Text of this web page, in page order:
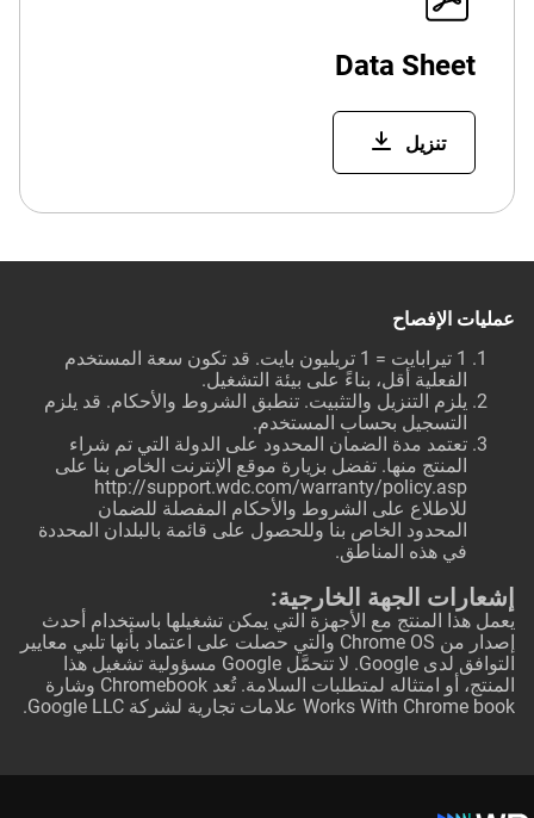
Data Sheet
تنزيل
عمليات الإفصاح
1 تيرابايت = 1 تريليون بايت. قد تكون سعة المستخدم
الفعلية أقل، بناءً على بيئة التشغيل.
يلزم التنزيل والتثبيت. تنطبق الشروط والأحكام. قد يلزم
التسجيل بحساب المستخدم.
تعتمد مدة الضمان المحدود على الدولة التي تم شراء
المنتج منها. تفضل بزيارة موقع الإنترنت الخاص بنا على
http://support.wdc.com/warranty/policy.asp
للاطلاع على الشروط والأحكام المفصلة للضمان
المحدود الخاص بنا وللحصول على قائمة بالبلدان المحددة
في هذه المناطق.
إشعارات الجهة الخارجية:
يعمل هذا المنتج مع الأجهزة التي يمكن تشغيلها باستخدام أحدث
إصدار من Chrome OS والتي حصلت على اعتماد بأنها تلبي معايير
التوافق لدى Google. لا تتحمَّل Google مسؤولية تشغيل هذا
المنتج، أو امتثاله لمتطلبات السلامة. تُعد Chromebook وشارة
Works With Chrome book علامات تجارية لشركة Google LLC.